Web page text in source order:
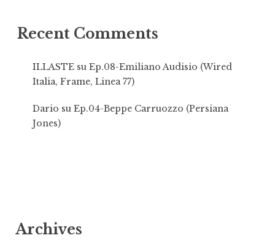
Recent Comments
ILLASTEsu Ep.08-Emiliano Audisio (Wired
Italia, Frame, Linea 77)
Dario su Ep.04-Beppe Carruozzo (Persiana
Jones)
Archives